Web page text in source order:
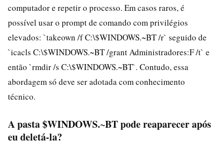
computador e repetir o processo. Em casos raros, é
possível usar o prompt de comando com privilégios
elevados: `takeown /f C:\$WINDOWS.~BT /r` seguido de
`icacls C:\$WINDOWS.~BT /grant Administradores:F /t` e
então `rmdir /s C:\$WINDOWS.~BT`. Contudo, essa
abordagem só deve ser adotada com conhecimento
técnico.
A pasta $WINDOWS.~BT pode reaparecer após
eu deletá-la?